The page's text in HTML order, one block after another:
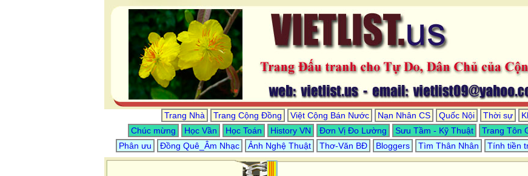
Trang Nhà Trang Cộng Đồng Việt Cộng Bán Nước Nạn Nhân CS Quốc Nội Thời sự
Chúc mừng
Học Vần Học Toán History VN Đơn Vị Đo Lường Sưu Tầm - Kỹ Thuật Trang Tôn
Phân ưu
Đồng Quê_Âm Nhạc Ảnh Nghệ Thuật Thơ-Văn BĐ Bloggers Tìm Thân Nhân Tính tiền